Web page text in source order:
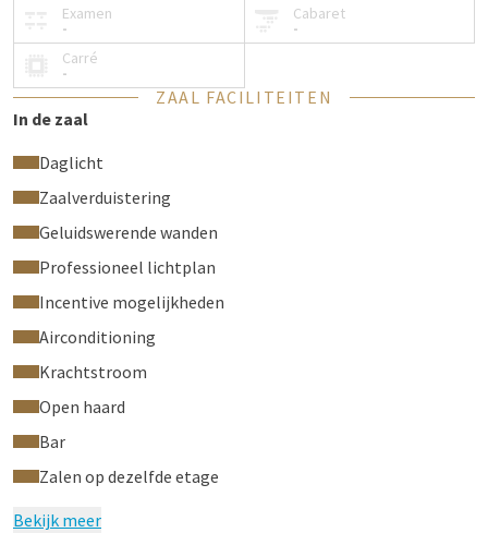
Examen
-
Cabaret
-
Carré
-
ZAAL FACILITEITEN
In de zaal
Daglicht
Zaalverduistering
Geluidswerende wanden
Professioneel lichtplan
Incentive mogelijkheden
Airconditioning
Krachtstroom
Open haard
Bar
Zalen op dezelfde etage
Bekijk meer